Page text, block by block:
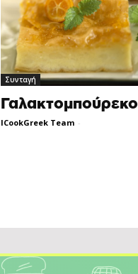
Συνταγή
Γαλακτομπούρεκο
ICookGreek Team -